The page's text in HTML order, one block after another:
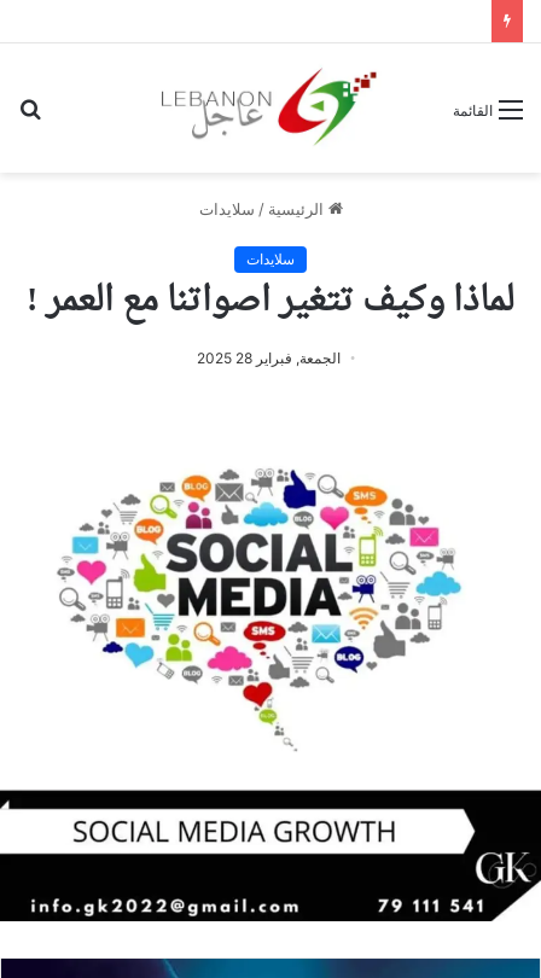
القائمة
الرئيسية / سلايدات
سلايدات
لماذا وكيف تتغير اصواتنا مع العمر !
الجمعة, فبراير 28 2025